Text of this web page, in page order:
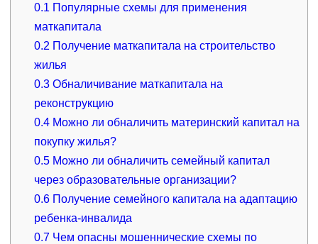
0.1 Популярные схемы для применения
маткапитала
0.2 Получение маткапитала на строительство
жилья
0.3 Обналичивание маткапитала на
реконструкцию
0.4 Можно ли обналичить материнский капитал на
покупку жилья?
0.5 Можно ли обналичить семейный капитал
через образовательные организации?
0.6 Получение семейного капитала на адаптацию
ребенка-инвалида
0.7 Чем опасны мошеннические схемы по